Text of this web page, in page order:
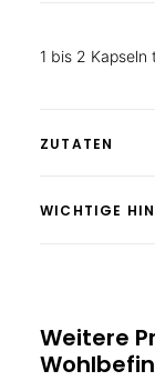
1 bis 2 Kapseln
ZUTATEN
WICHTIGE
Weitere